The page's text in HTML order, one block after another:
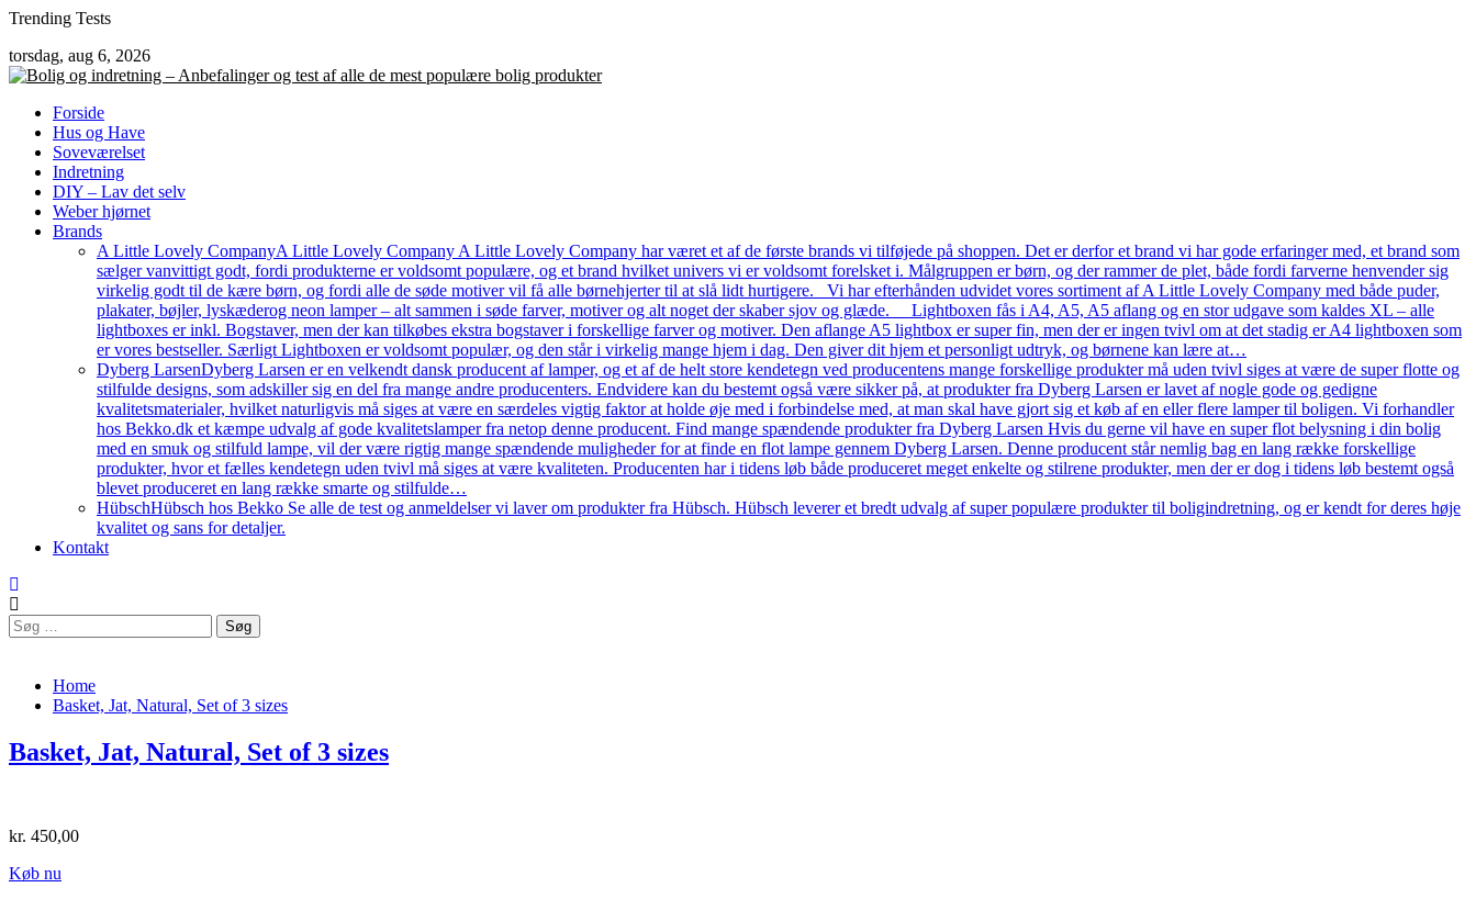
Skip
content
Trending Tests
torsdag, aug 6, 2026
Forside
Hus og Have
Soveværelset
Indretning
DIY – Lav det selv
Weber hjørnet
Brands
A Little Lovely CompanyA Little Lovely Company A Little Lovely Company har været et af de første brands vi tilføjede på shoppen. Det er derfor et brand vi har gode erfaringer med, et brand som
sælger vanvittigt godt, fordi produkterne er voldsomt populære, og et brand hvilket univers vi er voldsomt forelsket i. Målgruppen er børn, og der rammer de plet, både fordi farverne henvender sig
virkelig godt til de kære børn, og fordi alle de søde motiver vil få alle børnehjerter til at slå lidt hurtigere. Vi har efterhånden udvidet vores sortiment af A Little Lovely Company med både puder,
plakater, bøjler, lyskæderog neon lamper – alt sammen i søde farver, motiver og alt noget der skaber sjov og glæde. Lightboxen fås i A4, A5, A5 aflang og en stor udgave som kaldes XL – alle
lightboxes er inkl. Bogstaver, men der kan tilkøbes ekstra bogstaver i forskellige farver og motiver. Den aflange A5 lightbox er super fin, men der er ingen tvivl om at det stadig er A4 lightboxen som
er vores bestseller. Særligt Lightboxen er voldsomt populær, og den står i virkelig mange hjem i dag. Den giver dit hjem et personligt udtryk, og børnene kan lære at…
Dyberg LarsenDyberg Larsen er en velkendt dansk producent af lamper, og et af de helt store kendetegn ved producentens mange forskellige produkter må uden tvivl siges at være de super flotte og
stilfulde designs, som adskiller sig en del fra mange andre producenters. Endvidere kan du bestemt også være sikker på, at produkter fra Dyberg Larsen er lavet af nogle gode og gedigne
kvalitetsmaterialer, hvilket naturligvis må siges at være en særdeles vigtig faktor at holde øje med i forbindelse med, at man skal have gjort sig et køb af en eller flere lamper til boligen. Vi forhandler
hos Bekko.dk et kæmpe udvalg af gode kvalitetslamper fra netop denne producent. Find mange spændende produkter fra Dyberg Larsen Hvis du gerne vil have en super flot belysning i din bolig
med en smuk og stilfuld lampe, vil der være rigtig mange spændende muligheder for at finde en flot lampe gennem Dyberg Larsen. Denne producent står nemlig bag en lang række forskellige
produkter, hvor et fælles kendetegn uden tvivl må siges at være kvaliteten. Producenten har i tidens løb både produceret meget enkelte og stilrene produkter, men der er dog i tidens løb bestemt også
blevet produceret en lang række smarte og stilfulde…
HübschHübsch hos Bekko Se alle de test og anmeldelser vi laver om produkter fra Hübsch. Hübsch leverer et bredt udvalg af super populære produkter til boligindretning, og er kendt for deres høje
kvalitet og sans for detaljer.
Kontakt
Søg
efter:
Home
Basket, Jat, Natural, Set of 3 sizes
Basket, Jat, Natural, Set of 3 sizes
kr. 450,00
Køb nu